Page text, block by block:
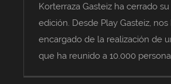
Korterraza Gasteiz ha cerrado
edición. Desde Play Gasteiz,
encargado de la realización de
que ha reunido a 10.000